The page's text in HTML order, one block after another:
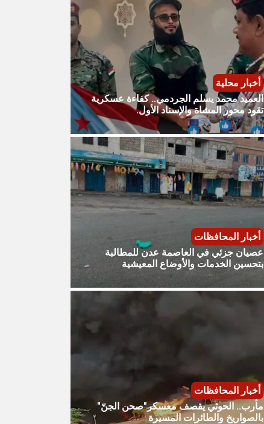
أخبار محلية
العميد محمد يسلم الجردمي.. كفاءة عسكرية
تقود محور المشاة والإسناد الأول.
أخبار المحافظات
عصيان جزئي في العاصمة عدن للمطالبة
بتحسين الخدمات والأوضاع المعيشية
أخبار المحافظات
مأرب.. الحوثي يقصف معسكر"صحن الجنّ"
بالصواريخ والطائرات المسيرة